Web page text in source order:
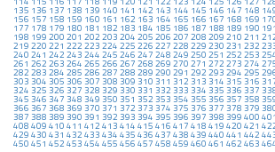
135 136 137 138 139 140 141 142 143 144 145 146 147 148
156 157 158 159 160 161 162 163 164 165 166 167 168 169
177 178 179 180 181 182 183 184 185 186 187 188 189 190 191
198 199 200 201 202 203 204 205 206 207 208 209 210 211
219 220 221 222 223 224 225 226 227 228 229 230 231 232
240 241 242 243 244 245 246 247 248 249 250 251 252 253
261 262 263 264 265 266 267 268 269 270 271 272 273 274
282 283 284 285 286 287 288 289 290 291 292 293 294 295
303 304 305 306 307 308 309 310 311 312 313 314 315 316
324 325 326 327 328 329 330 331 332 333 334 335 336 337
345 346 347 348 349 350 351 352 353 354 355 356 357 358
366 367 368 369 370 371 372 373 374 375 376 377 378 379
387 388 389 390 391 392 393 394 395 396 397 398 399 400 401
408 409 410 411 412 413 414 415 416 417 418 419 420 421
429 430 431 432 433 434 435 436 437 438 439 440 441 442
450 451 452 453 454 455 456 457 458 459 460 461 462 463